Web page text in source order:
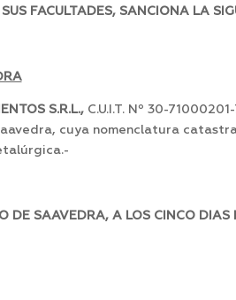
FACULTADES, SANCIONA LA
S.R.L., C.U.I.T. Nº 30-
cuya nomenclatura
DE SAAVEDRA, A LOS CINCO DIAS